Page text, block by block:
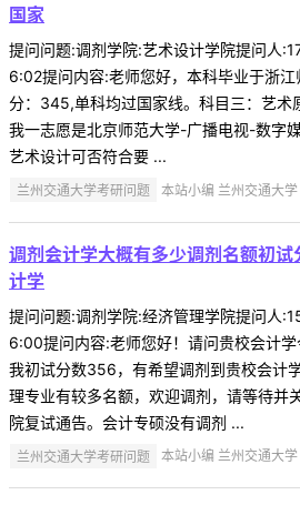
国家
提问问题:调剂学院:艺术设计学院提问人
6:02提问内容:老师您好，本科毕业于浙
分：345,单科均过国家线。科目三：艺术
我一志愿是北京师范大学-广播电视-数字
艺术设计可否符合要 ...
兰州交通大学考研问题 本站小编 兰州交通大
调剂会计学大概有多少调剂名额初
计学
提问问题:调剂学院:经济管理学院提问人
6:00提问内容:老师您好！请问贵校会计学
我初试分数356，有希望调剂到贵校会计
理专业有较多名额，欢迎调剂，请等待并
院复试通告。会计专硕没有调剂 ...
兰州交通大学考研问题 本站小编 兰州交通大